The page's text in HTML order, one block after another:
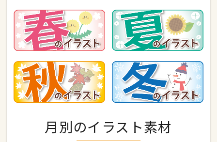
月別のイラスト素材